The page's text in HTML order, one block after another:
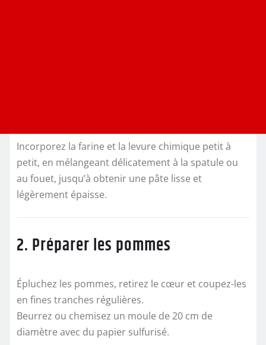
Incorporez la farine et la levure chimique petit à
petit, en mélangeant délicatement à la spatule ou
au fouet, jusqu’à obtenir une pâte lisse et
légèrement épaisse.
2. Préparer les pommes
Épluchez les pommes, retirez le cœur et coupez-les
en fines tranches régulières.
Beurrez ou chemisez un moule de 20 cm de
diamètre avec du papier sulfurisé.